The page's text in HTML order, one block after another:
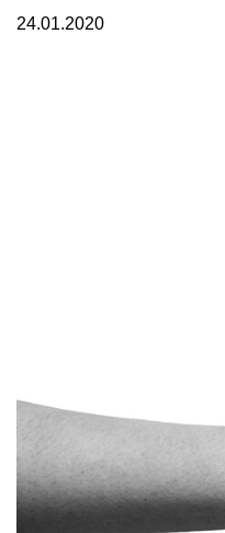
24.01.2020